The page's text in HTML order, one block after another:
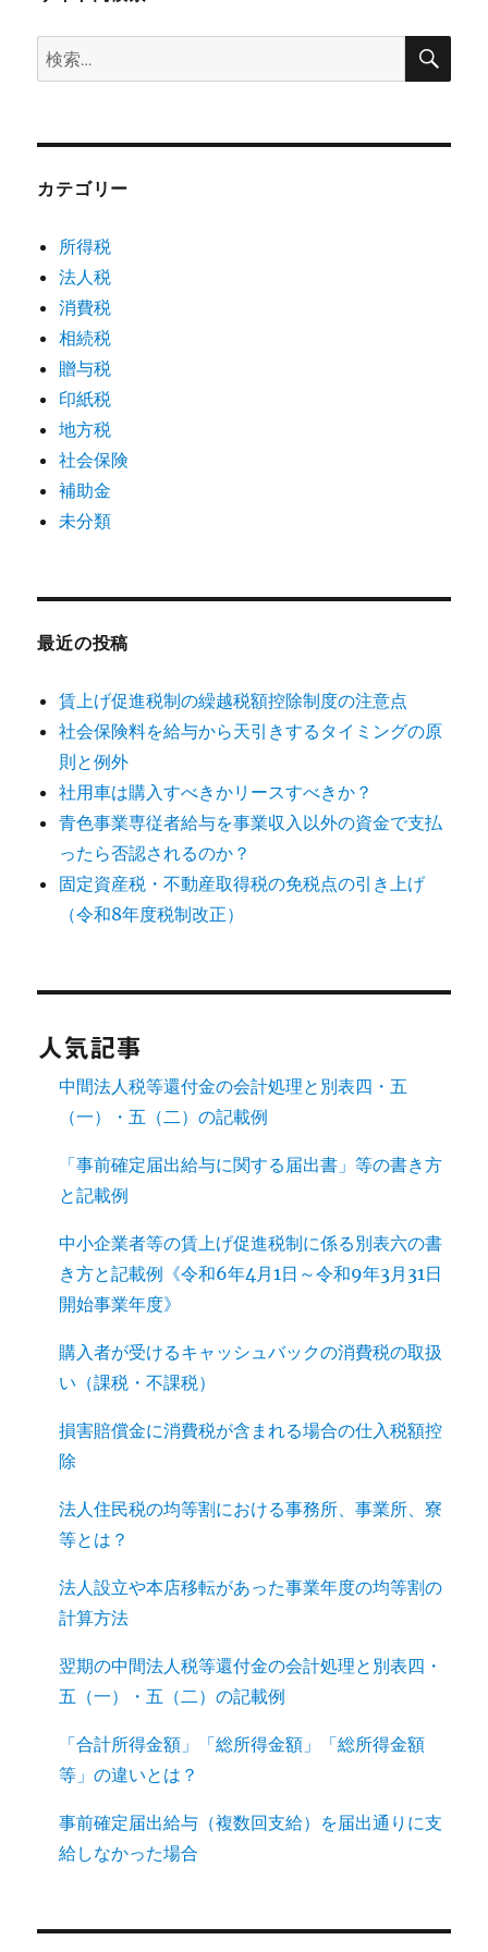
検
索:
検
カテゴリー
所得税
法人税
消費税
相続税
贈与税
印紙税
地方税
社会保険
補助金
未分類
最近の投稿
賃上げ促進税制の繰越税額控除制度の注意点
社会保険料を給与から天引きするタイミングの原
則と例外
社用車は購入すべきかリースすべきか？
青色事業専従者給与を事業収入以外の資金で支払
ったら否認されるのか？
固定資産税・不動産取得税の免税点の引き上げ
（令和8年度税制改正）
人気記事
中間法人税等還付金の会計処理と別表四・五
（一）・五（二）の記載例
「事前確定届出給与に関する届出書」等の書き方
と記載例
中小企業者等の賃上げ促進税制に係る別表六の書
き方と記載例《令和6年4月1日～令和9年3月31日
開始事業年度》
購入者が受けるキャッシュバックの消費税の取扱
い（課税・不課税）
損害賠償金に消費税が含まれる場合の仕入税額控
除
法人住民税の均等割における事務所、事業所、寮
等とは？
法人設立や本店移転があった事業年度の均等割の
計算方法
翌期の中間法人税等還付金の会計処理と別表四・
五（一）・五（二）の記載例
「合計所得金額」「総所得金額」「総所得金額
等」の違いとは？
事前確定届出給与（複数回支給）を届出通りに支
給しなかった場合